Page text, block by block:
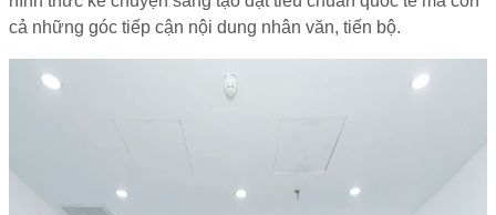
cả những góc tiếp cận nội dung nhân văn, tiến bộ.